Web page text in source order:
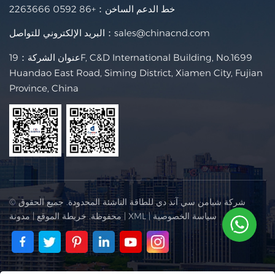
خط الدعم الساخن： +86 0592 2263666
البريد الإلكتروني للتواصل： sales@chinacnd.com
عنوان الشركة：19F, C&D International Building, No.1699
Huandao East Road, Siming District, Xiamen City, Fujian
Province, China
© شركة شيامن سي آند دي للطاقة الناشئة المحدودة. جميع الحقوق
محفوظة.خريطة الموقع|مدونة | XML |سياسة الخصوصية